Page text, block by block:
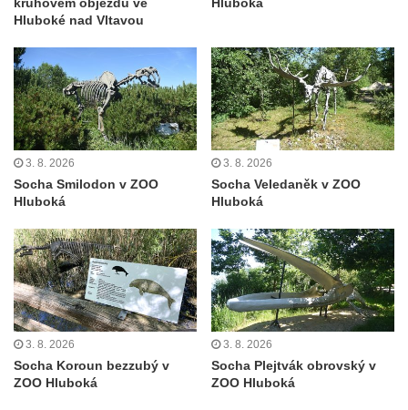
Keramický reliéf na fasádě nákupního
střediska v Zámecké ulici v Teplicích nad
Metují
Socha Hercula ve Voigtových sadech v
Litvínově
Pomník Josefa Aloise Tichatschka v ulici 5.
května v Teplicích nad Metují
Socha svatého Floriana v ulici 5. května v
Teplicích nad Metují
Reliéf horolezce na domě čp. 13 v Horní
ulici v Teplicích nad Metují
Plastika na hřbitově v Teplicích nad Metují
Hluboké nad Vltavou
3. 8. 2026
Socha Smilodon v ZOO
Hluboká
3. 8. 2026
Socha Veledaněk v ZOO
Hluboká
3. 8. 2026
Socha Koroun bezzubý v
ZOO Hluboká
3. 8. 2026
Socha Plejtvák obrovský v
ZOO Hluboká